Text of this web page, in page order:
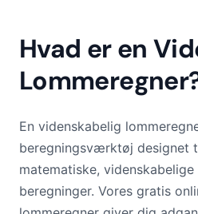
Hvad er en
En videnskabelig
beregningsværktøj designet
matematiske,
beregninger. Vores gratis